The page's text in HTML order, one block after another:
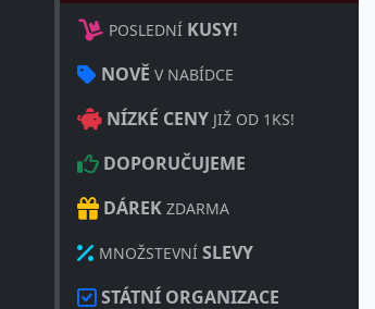
POSLEDNÍ KUSY!
NOVĚ V NABÍDCE
NÍZKÉ CENY JIŽ OD 1KS!
DOPORUČUJEME
DÁREK ZDARMA
MNOŽSTEVNÍ SLEVY
STÁTNÍ ORGANIZACE